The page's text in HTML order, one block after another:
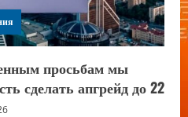
просьбам мы
сделать апгрейд до 22